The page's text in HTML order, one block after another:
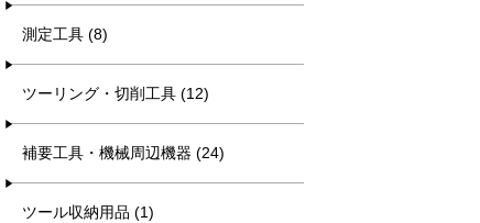
測定工具 (8)
ツーリング・切削工具 (12)
補要工具・機械周辺機器 (24)
ツール収納用品 (1)